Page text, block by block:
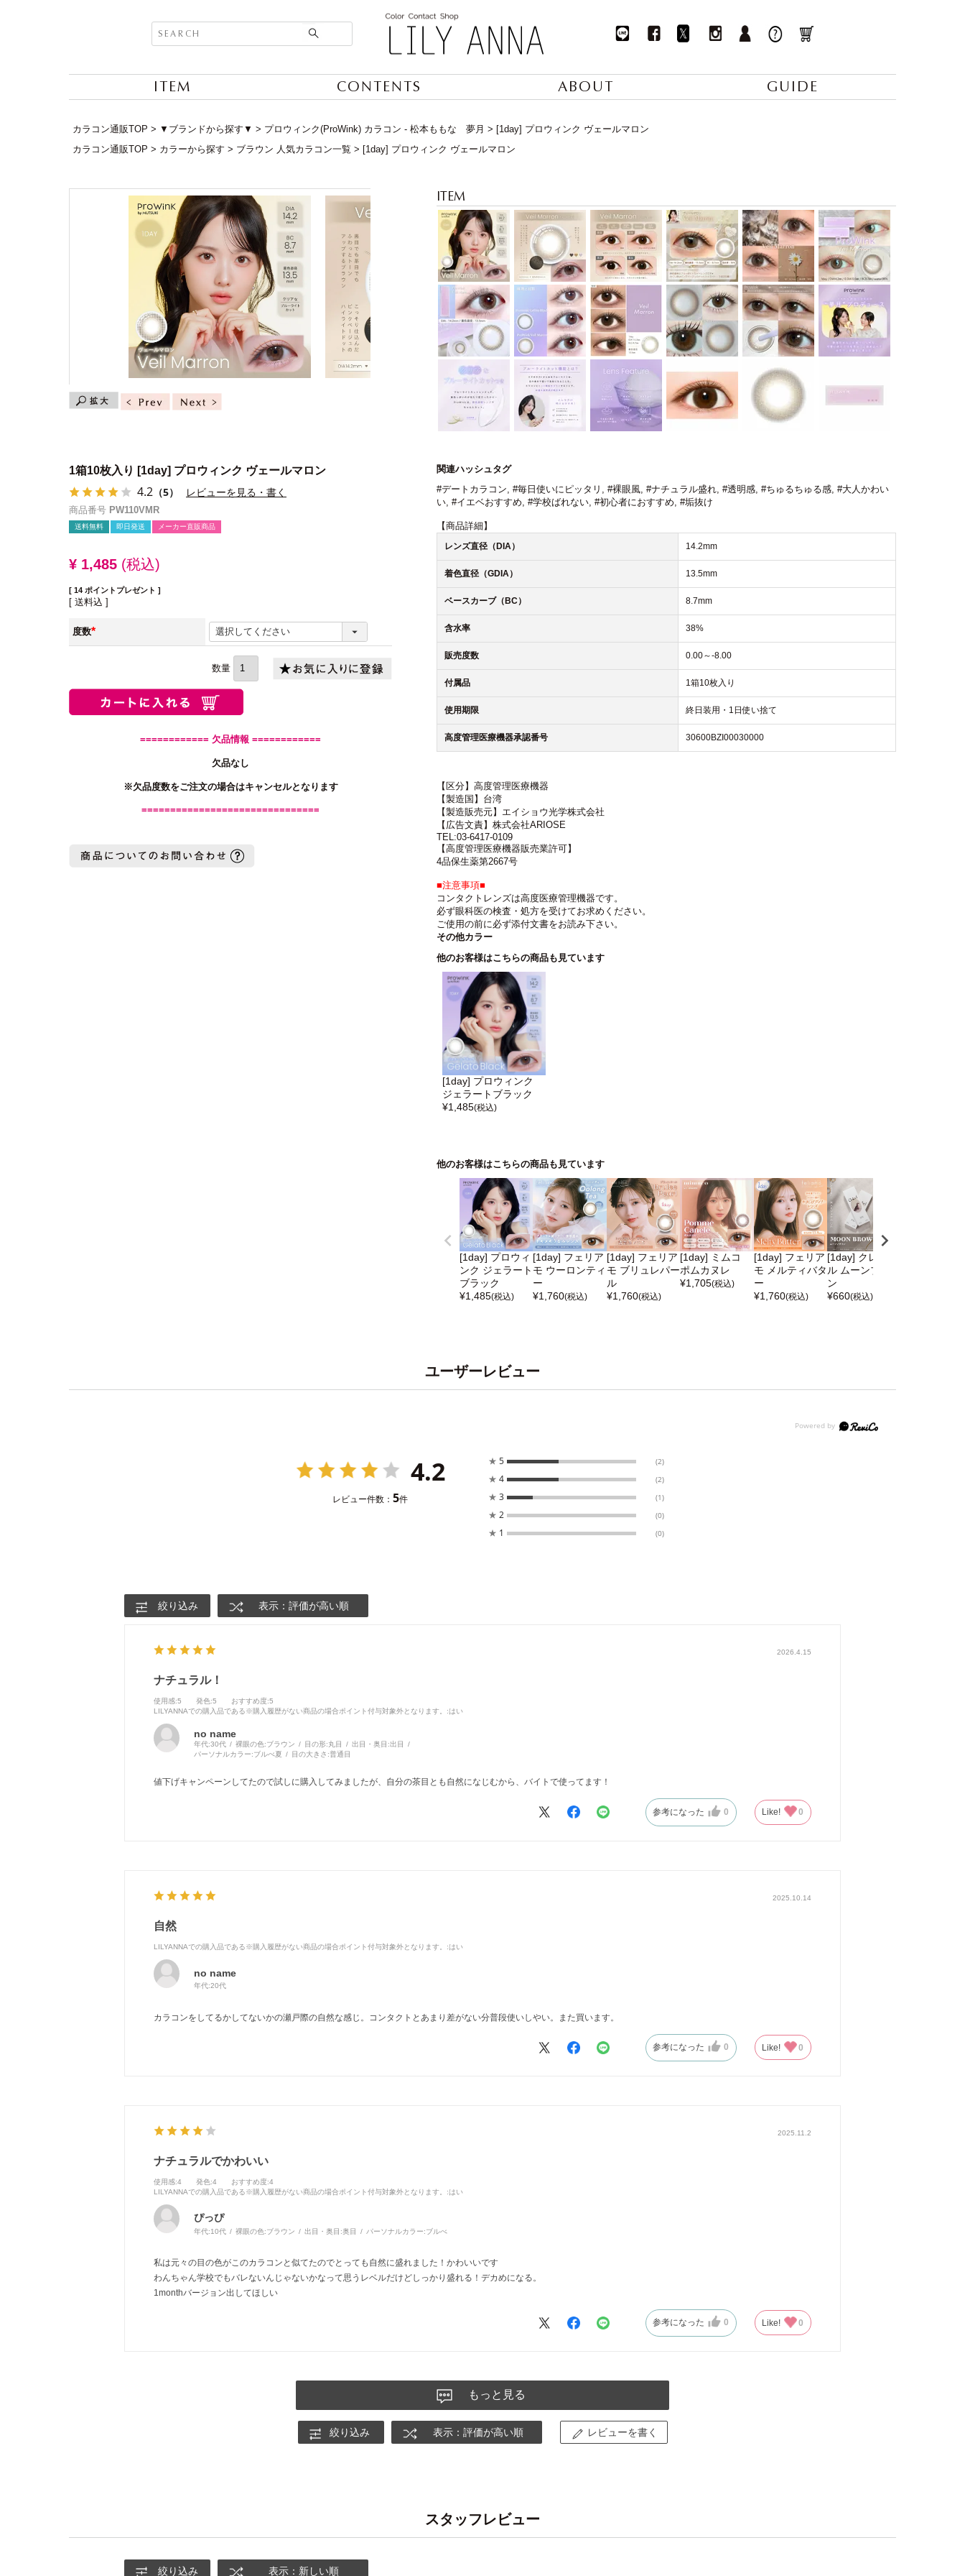
ITEM CONTENTS ABOUT GUIDE
カラコン通販TOP ▼ブランドから探す▼ プロウィンク(ProWink) カラコン - 松本ももな 夢月
[1day] プロウィンク ヴェールマロン
カラコン通販TOP
カラーから探す ブラウン 人気カラコン一覧 [1day] プロウィンク ヴェールマロン
1箱10枚入り [1day] プロウィンク ヴェールマロン
4.2 （5） レビューを見る・書く
商品番号 PW110VMR
送料無料 即日発送 メーカー直販商品
¥ 1,485 税込
[ 14 ポイントプレゼント ]
送料込
度数
(必
============ 欠品情報 ============
欠品なし
※欠品度数をご注文の場合はキャンセルとなります
===============================
関連ハッシュタグ
#デートカラコン, #毎日使いにピッタリ , #裸眼風, #ナチュラル盛れ, #透明感, #ちゅるちゅる感, #大人かわい
い, #イエベおすすめ, #学校ばれない, #初心者におすすめ, #垢抜け
【商品詳細】
レンズ直径（DIA） 14.2mm
着色直径（GDIA） 13.5mm
ベースカーブ（BC） 8.7mm
含水率 38%
販売度数 0.00～-8.00
付属品 1箱10枚入り
使用期限 終日装用・1日使い捨て
高度管理医療機器承認番号 30600BZI00030000
【区分】高度管理医療機器
【製造国】台湾
【製造販売元】エイショウ光学株式会社
【広告文責】株式会社ARIOSE
TEL:03-6417-0109
【高度管理医療機器販売業許可】
4品保生薬第2667号
■注意事項■
コンタクトレンズは高度医療管理機器です。
必ず眼科医の検査・処方を受けてお求めください。
ご使用の前に必ず添付文書をお読み下さい。
その他カラー
他のお客様はこちらの商品も見ています
[1day] プロウィンク
ジェラートブラック
¥1,485(税込)
他のお客様はこちらの商品も見ています
[1day] プロウィ
ンク ジェラート
ブラック
¥1,485(税込)
[1day] フェリア
モ ウーロンティ
ー
¥1,760(税込)
[1day] フェリア
モ ブリュレパー
ル
¥1,760(税込)
[1day] ミムコ
ポムカヌレ
¥1,705(税込)
[1day] フェリア
モ メルティバタ
ー
¥1,760(税込)
[1day] クレイネ
ル ムーンブラウ
ン
¥660(税込)
ユーザーレビュー
4.2
レビュー件数： 5件
★ 5 (2)
★ 4 (2)
★ 3 (1)
★ 2 (0)
★ 1 (0)
絞り込み 表示：評価が高い順
2026.4.15
ナチュラル！
使用感:5 発色:5 おすすめ度:5
LILYANNAでの購入品である※購入履歴がない商品の場合ポイント付与対象外となります。 :はい
no name
年代:30代 裸眼の色:ブラウン 目の形:丸目 出目・奥目:出目
パーソナルカラー:ブルべ夏 目の大きさ:普通目
値下げキャンペーンしてたので試しに購入してみましたが、自分の茶目とも自然になじむから、バイトで使ってます！
参考になった 0 Like! 0
2025.10.14
自然
LILYANNAでの購入品である※購入履歴がない商品の場合ポイント付与対象外となります。 :はい
no name
年代:20代
カラコンをしてるかしてないかの瀬戸際の自然な感じ。コンタクトとあまり差がない分普段使いしやい。また買います。
参考になった 0 Like! 0
2025.11.2
ナチュラルでかわいい
使用感:4 発色:4 おすすめ度:4
LILYANNAでの購入品である※購入履歴がない商品の場合ポイント付与対象外となります。 :はい
ぴっぴ
年代:10代 裸眼の色:ブラウン 出目・奥目:奥目 パーソナルカラー:ブルべ
私は元々の目の色がこのカラコンと似てたのでとっても自然に盛れました！かわいいです
わんちゃん学校でもバレないんじゃないかなって思うレベルだけどしっかり盛れる！デカめになる。
1monthバージョン出してほしい
参考になった 0 Like! 0
もっと見る
絞り込み 表示：評価が高い順 レビューを書く
スタッフレビュー
絞り込み 表示：新しい順